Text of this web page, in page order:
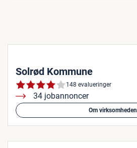
Solrød Kommune
148 evalueringer
34 jobannoncer
Om virksomheden